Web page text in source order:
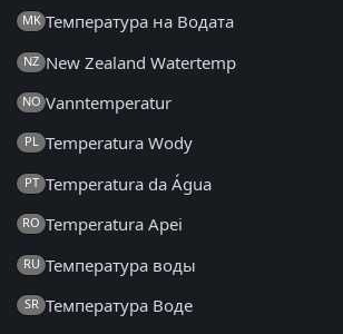
MK Температура на Водата
NZ New Zealand Watertemp
NO Vanntemperatur
PL Temperatura Wody
PT Temperatura da Água
RO Temperatura Apei
RU Температура воды
SR Температура Воде